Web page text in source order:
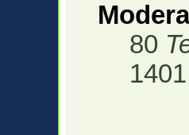
80
1401